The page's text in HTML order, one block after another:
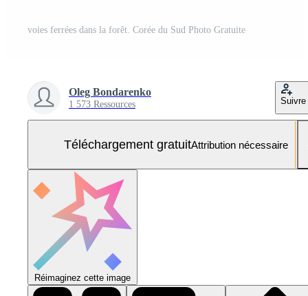
voies ferrées dans la forêt. Corée du Sud Photo Gratuite
Oleg Bondarenko
1 573 Ressources Suivre
Téléchargement gratuitAttribution nécessaire
Réimaginez cette image